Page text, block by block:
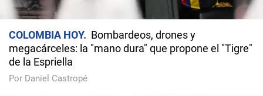
COLOMBIA HOY
Bombardeos, drones y
megacárceles: la "mano dura" que propone el "Tigre"
de la Espriella
Por Daniel Castropé